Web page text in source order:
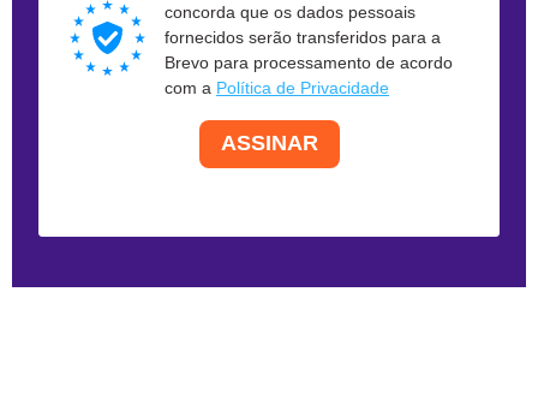
concorda que os dados pessoais
fornecidos serão transferidos para a
Brevo para processamento de acordo
com a Política de Privacidade
ASSINAR